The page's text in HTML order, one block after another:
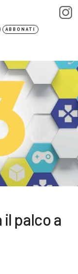
ABBONATI
il palco a